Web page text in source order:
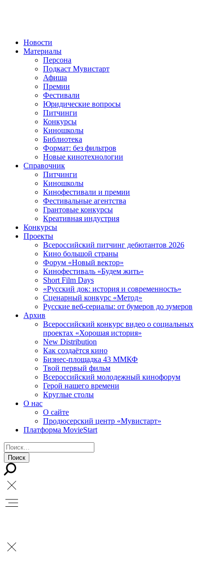
Новости
Материалы
Персона
Подкаст Мувистарт
Афиша
Премии
Фестивали
Юридические вопросы
Питчинги
Конкурсы
Киношколы
Библиотека
Формат: без фильтров
Новые кинотехнологии
Справочник
Питчинги
Киношколы
Кинофестивали и премии
Фестивальные агентства
Грантовые конкурсы
Креативная индустрия
Конкурсы
Проекты
Всероссийский питчинг дебютантов 2026
Кино большой страны
Форум «Новый вектор»
Кинофестиваль «Будем жить»
Short Film Days
«Русский док: история и современность»
Сценарный конкурс «Метод»
Русские веб-сериалы: от бумеров до зумеров
Архив
Всероссийский конкурс видео о социальных
проектах «Хорошая история»
New Distribution
Как создаётся кино
Бизнес-площадка 43 ММКФ
Твой первый фильм
Всероссийский молодежный кинофорум
Герой нашего времени
Круглые столы
О нас
О сайте
Продюсерский центр «Мувистарт»
Платформа MovieStart